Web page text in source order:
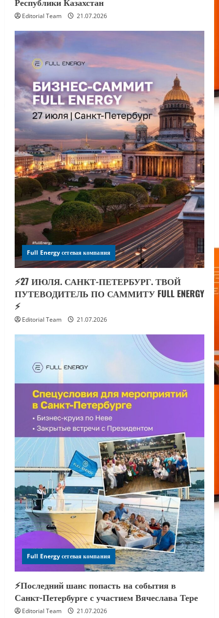
Editorial Team 21.07.2026
Full Energy сетевая компания
⚡️27 ИЮЛЯ. САНКТ-ПЕТЕРБУРГ. ТВОЙ
ПУТЕВОДИТЕЛЬ ПО САММИТУ FULL ENERGY
⚡️
Editorial Team 21.07.2026
Full Energy сетевая компания
⚡️Последний шанс попасть на события в
Санкт-Петербурге с участием Вячеслава Тере
Editorial Team 21.07.2026